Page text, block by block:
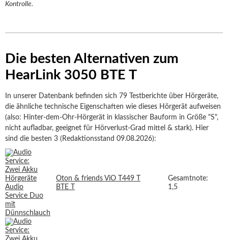
Kontrolle.
Die besten Alternativen zum
HearLink 3050 BTE T
In unserer Datenbank befinden sich 79 Testberichte über Hörgeräte,
die ähnliche technische Eigenschaften wie dieses Hörgerät aufweisen
(also: Hinter-dem-Ohr-Hörgerät in klassischer Bauform in Größe "S",
nicht aufladbar, geeignet für Hörverlust-Grad mittel & stark). Hier
sind die besten 3 (Redaktionsstand 09.08.2026):
Oton & friends ViO T449 T
BTE T
Gesamtnote:
1,5